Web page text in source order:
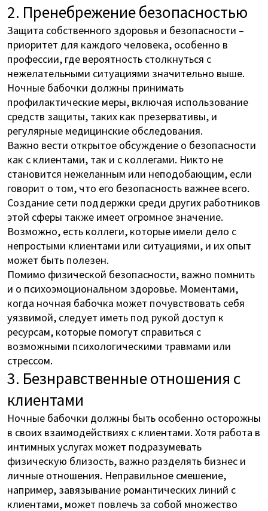
2. Пренебрежение безопасностью
Защита собственного здоровья и безопасности –
приоритет для каждого человека, особенно в
профессии, где вероятность столкнуться с
нежелательными ситуациями значительно выше.
Ночные бабочки должны принимать
профилактические меры, включая использование
средств защиты, таких как презервативы, и
регулярные медицинские обследования.
Важно вести открытое обсуждение о безопасности
как с клиентами, так и с коллегами. Никто не
становится нежеланным или неподобающим, если
говорит о том, что его безопасность важнее всего.
Создание сети поддержки среди других работников
этой сферы также имеет огромное значение.
Возможно, есть коллеги, которые имели дело с
непростыми клиентами или ситуациями, и их опыт
может быть полезен.
Помимо физической безопасности, важно помнить
и о психоэмоциональном здоровье. Моментами,
когда ночная бабочка может почувствовать себя
уязвимой, следует иметь под рукой доступ к
ресурсам, которые помогут справиться с
возможными психологическими травмами или
стрессом.
3. Безнравственные отношения с
клиентами
Ночные бабочки должны быть особенно осторожны
в своих взаимодействиях с клиентами. Хотя работа в
интимных услугах может подразумевать
физическую близость, важно разделять бизнес и
личные отношения. Неправильное смешение,
например, завязывание романтических линий с
клиентами, может повлечь за собой множество